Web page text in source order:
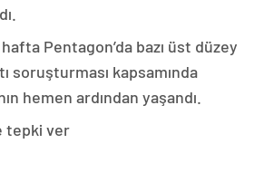
Pentagon’da bazı üst düzey
soruşturması kapsamında
hemen ardından yaşandı.
tepki ver